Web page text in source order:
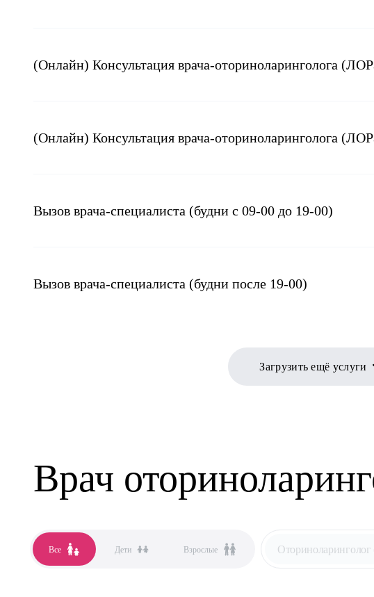
(Онлайн) Консультация врача-оториноларинголога
(Онлайн) Консультация врача-оториноларинголога
Вызов врача-специалиста (будни с 09-00 до 19-00)
Вызов врача-специалиста (будни после 19-00)
Загрузить ещё услуги
Врач
Все Дети Взрослые Оториноларинголог